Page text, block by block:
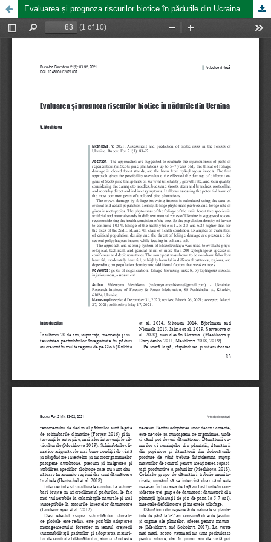
Evaluarea și prognoza riscurilor biotice în pădurile din Ucraina